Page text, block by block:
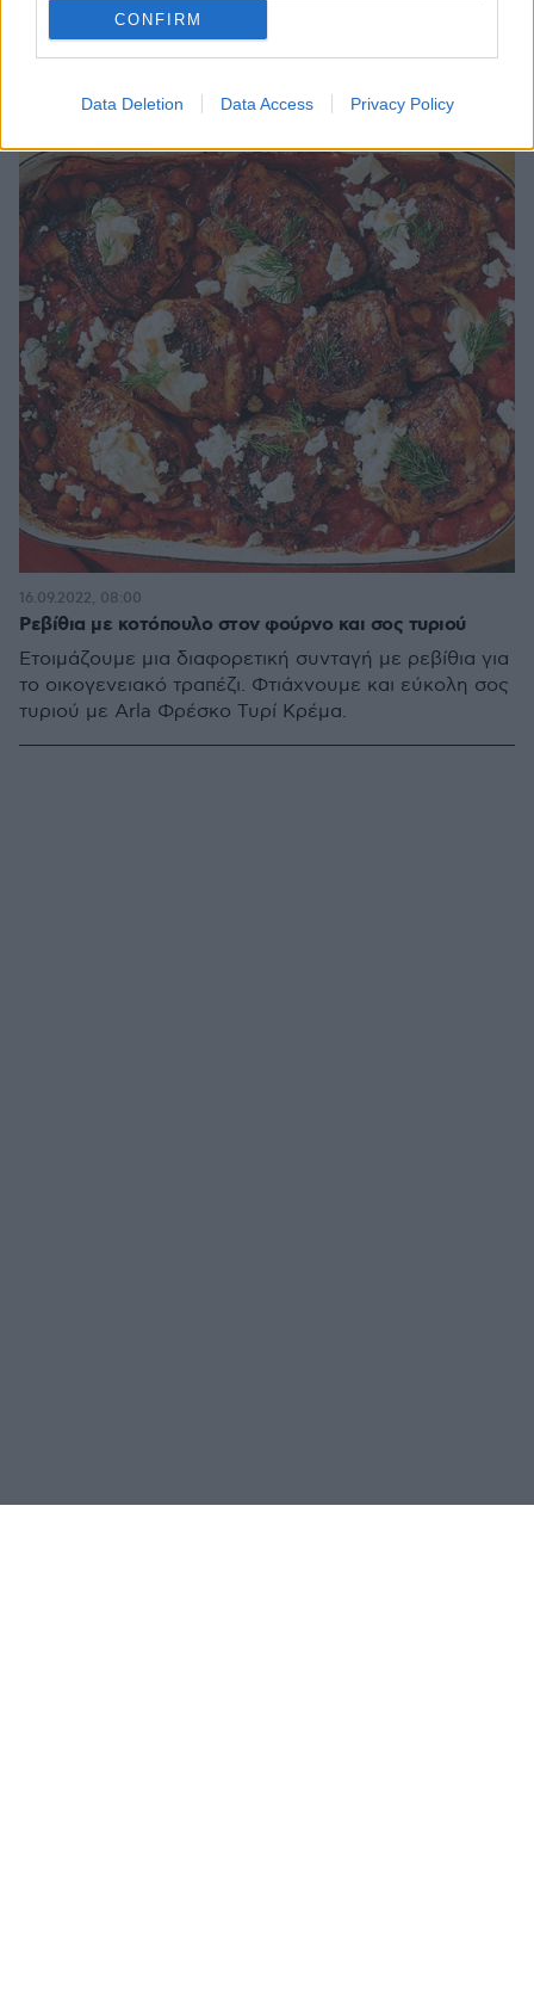
CONFIRM
Data Deletion Data Access Privacy Policy
Ρεβίθια με κοτόπουλο στον φούρνο και σος τυριού
Ετοιμάζουμε μια διαφορετική συνταγή με ρεβίθια για
το οικογενειακό τραπέζι. Φτιάχνουμε και εύκολη σος
τυριού με Arla Φρέσκο Τυρί Κρέμα.
16.09.2022, 08:00